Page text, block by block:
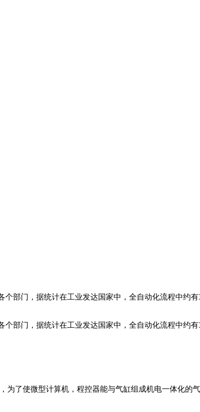
部门，据统计在工业发达国家中，全自动化流程中约
部门，据统计在工业发达国家中，全自动化流程中约
了使微型计算机，程控器能与气缸组成机电一体化的